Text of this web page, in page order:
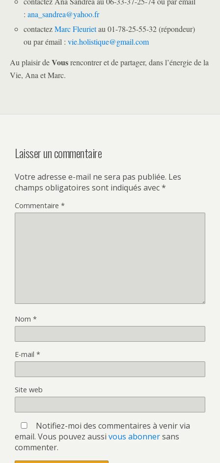
:ana_sandrea@yahoo.fr
contactezMarc Fleurietau 01-78-25-55-32 (répondeur)
ou par émail :vie.holistique@gmail.com
Au plaisir deVousrencontrer et de partager, dans l’énergie de la
Vie, Ana et Marc.
Laisser un commentaire
Votre adresse e-mail ne sera pas publiée. Les
champs obligatoires sont indiqués avec*
Commentaire *
Nom *
E-mail *
Site web
Notifiez-moi des commentaires à venir via
email. Vous pouvez aussi vous abonnersans
commenter.